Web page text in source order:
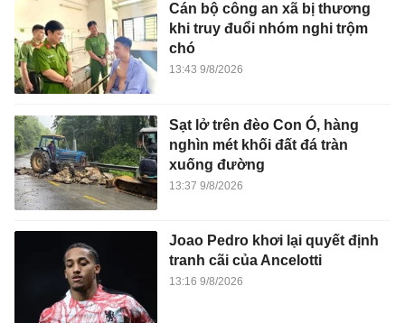
Cán bộ công an xã bị thương
khi truy đuổi nhóm nghi trộm
chó
13:43 9/8/2026
Sạt lở trên đèo Con Ó, hàng
nghìn mét khối đất đá tràn
xuống đường
13:37 9/8/2026
Joao Pedro khơi lại quyết định
tranh cãi của Ancelotti
13:16 9/8/2026